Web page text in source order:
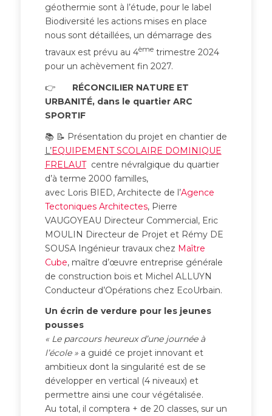
géothermie sont à l’étude, pour le label
Biodiversité les actions mises en place
nous sont détaillées, un démarrage des
travaux est prévu au 4èmetrimestre 2024
pour un achèvement fin 2027.
👉 RÉCONCILIER NATURE ET
URBANITÉ, dans le quartier ARC
SPORTIF
📚 📝 Présentation du projet en chantier de
L’EQUIPEMENT SCOLAIRE DOMINIQUE
FRELAUTcentre névralgique du quartier
d’à terme 2000 familles,
avec Loris BIED, Architecte de l’Agence
Tectoniques Architectes, Pierre
VAUGOYEAU Directeur Commercial, Eric
MOULIN Directeur de Projet et Rémy DE
SOUSA Ingénieur travaux chez Maître
Cube, maître d’œuvre entreprise générale
de construction bois et Michel ALLUYN
Conducteur d’Opérations chez EcoUrbain.
Un écrin de verdure pour les jeunes
pousses
« Le parcours heureux d’une journée à
l’école »a guidé ce projet innovant et
ambitieux dont la singularité est de se
développer en vertical (4 niveaux) et
permettre ainsi une cour végétalisée.
Au total, il comptera + de 20 classes, sur un